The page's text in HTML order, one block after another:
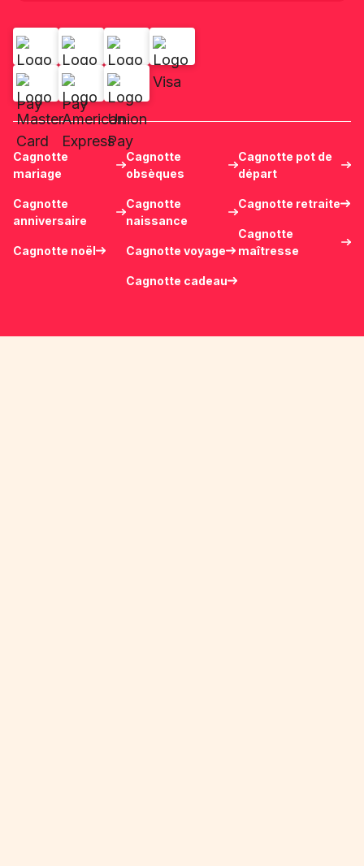
Cagnotte
mariage
Cagnotte
anniversaire
Cagnotte noël
Cagnotte
obsèques
Cagnotte
naissance
Cagnotte voyage
Cagnotte cadeau
Cagnotte pot de
départ
Cagnotte retraite
Cagnotte
maîtresse